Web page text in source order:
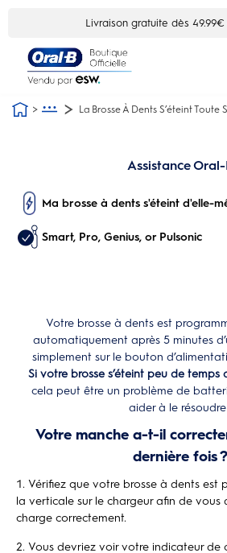
Livraison gratuite dès 49.99€
La Brosse À Dents S’éteint Toute
Assistance
Ma brosse à dents s'éteint d'elle-
Smart, Pro, Genius, or Pulsonic
Votre brosse à dents est
automatiquement après 5 minutes
simplement sur le bouton
Si votre brosse s’éteint peu de temps
cela peut être un problème de
aider à le
Votre manche a-t-il
dernière fois?
Vérifiez que votre brosse à dents est
la verticale sur le chargeur afin de vous
charge correctement.
Vous devriez voir votre indicateur de